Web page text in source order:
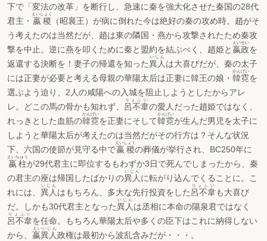
下で「変法の改革」を断行し、急速に秦を強大化させた秦国の28代
君主・ 嬴稷
えいしょく
（昭襄王）が病に倒れた今は絶好の秦の攻め時。趙がそ
う考えたのは当然だが、趙は東の隣国・燕から攻撃されたため秦攻
撃を中止。逆に燕を叩くために秦と盟約を結ぶべく、趙姫と嬴政
えいせい
を
返還する決断を！妻子の帰還を知った異人
いじん
は大喜びだが、秦の太子
には正妻が必要と考える母親の華陽太后は正妻に韓王の娘・ 韓霓
かんげい
を
選ぶよう迫り、2人の咸陽への入城を阻止しようとしたからアレ
レ。どこの馬の骨かも知れず、 呂不韋
りょふい
の愛人だった趙姫ではなく、
れっきとした血筋の韓霓
かんげい
を正妻にそして韓霓
かんげい
が生んだ男児を太子に
しようと華陽太后が考えたのは当然だがその行方は？そんな状況
下、六国の使節が見守る中で嬴稷
えいしょく
の葬儀が挙行され、BC250年に
嬴柱
えいちゅう
が29代君主に即位するもわずか3日で死んでしまったから、秦
の君主の座は帰国したばかりの異人
いじん
に転がり込んでくることに。こ
れには、 異人
いじん
はもちろん、多大な先行投資をした呂不韋
りょふい
も大喜び
だ。しかも30代君主となった異人
いじん
は丞相に本命の陽泉君ではなく
呂不韋
りょふい
を任命。もちろん華陽太后や多くの臣下はこれに納得しない
から、 嬴異人
えいいじん
政権は最初から波乱含みだが・・・。